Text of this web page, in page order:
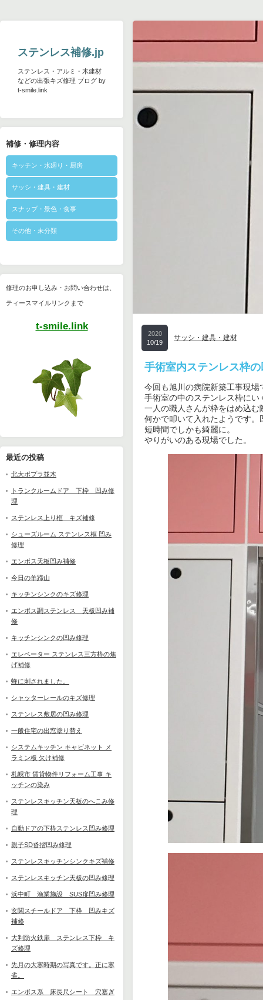
ステンレス補修.jp
ステンレス・アルミ・木建材
などの出張キズ修理 ブログ by
t-smile.link
補修・修理内容
キッチン・水廻り・厨房
サッシ・建具・建材
スナップ・景色・食事
その他・未分類
修理のお申し込み・お問い合わせは、
ティースマイルリンクまで
t-smile.link
最近の投稿
北大ポプラ並木
トランクルームドア 下枠 凹み修
理
ステンレス上り框 キズ補修
シューズルーム ステンレス框 凹み
修理
エンボス天板凹み補修
今日の羊蹄山
キッチンシンクのキズ修理
エンボス調ステンレス 天板凹み補
修
キッチンシンクの凹み修理
エレベーター ステンレス三方枠の焦
げ補修
蜂に刺されました。
シャッターレールのキズ修理
ステンレス敷居の凹み修理
一般住宅の出窓塗り替え
システムキッチン キャビネット メ
ラミン板 欠け補修
札幌市 賃貸物件リフォーム工事 キ
ッチンの染み
ステンレスキッチン天板のへこみ修
理
自動ドアの下枠ステンレス凹み修理
親子SD沓摺凹み修理
ステンレスキッチンシンクキズ補修
ステンレスキッチン天板の凹み修理
浜中町 漁業施設 SUS扉凹み修理
玄関スチールドア 下枠 凹みキズ
補修
大判防火鉄扉 ステンレス下枠 キ
ズ修理
先月の大寒時期の写真です。正に寒
雀。
エンボス系 床長尺シート 穴塞ぎ
2020
10/19
サッシ・建具・建材
手術室内ステンレス枠
今回も旭川の病院新築工事現場
手術室の中のステンレス枠に
一人の職人さんが枠をはめ込む
何かで叩いて入れたようです
短時間でしかも綺麗に。
やりがいのある現場でした。